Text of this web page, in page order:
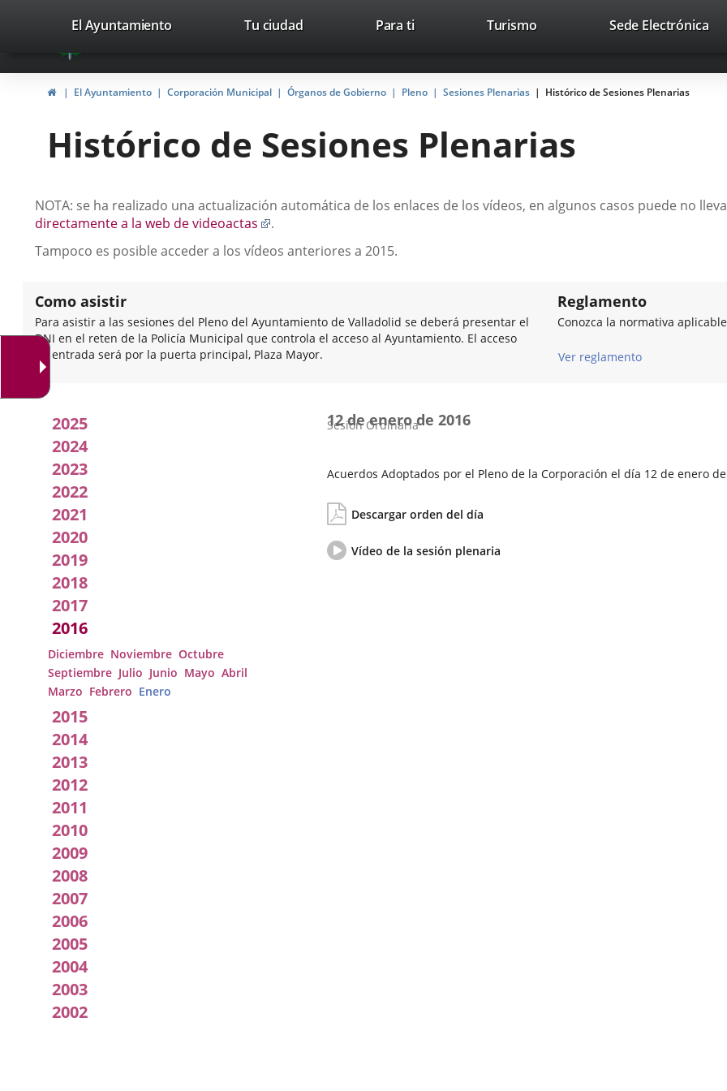
Portal
Web
del
avaTop Trabaja con nosotros
valladolid.es
El Ayuntamiento Tu ciudad Para ti TurismoEste
abrirá
en
ventana
nueva.
Sede Electrónica
InicioEl Ayuntamiento Corporación Municipal Órganos de Gobierno Pleno Sesiones Plenarias Histórico de Sesiones Plenarias
Histórico de Sesiones Plenarias
Descripción
NOTA: se ha realizado una actualización automática de los enlaces de los vídeos, en algunos casos puede no
directamente a la web de videoactas
Enlace
una
.
Tampoco es posible acceder a los vídeos anteriores a 2015.
Como asistir
Para asistir a las sesiones del Pleno del Ayuntamiento de Valladolid se deberá presentar el
DNI en el reten de la Policía Municipal que controla el acceso al Ayuntamiento. El acceso
de entrada será por la puerta principal, Plaza Mayor.
Reglamento
Conozca la normativa
Ver reglamento
Acuerdos
adoptados
por
el
pleno
2025
2024
2023
2022
2021
2020
2019
2018
2017
2016
Diciembre Noviembre Octubre
Septiembre Julio Junio Mayo Abril
Marzo Febrero Enero
2015
2014
2013
2012
2011
2010
2009
2008
2007
2006
2005
2004
2003
2002
Acuerdos Adoptados por el Pleno de la Corporación el día 12 de enero
Sesión Ordinaria
de
la
Sesión
12 de enero de 2016
del
día
Descargar orden del día
Vídeo
del
Vídeo de la sesión plenariaEnlace